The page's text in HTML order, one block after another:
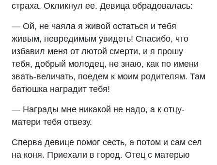
страха. Окликнул ее. Девица обрадовалась:
— Ой, не чаяла я живой остаться и тебя
живым, невредимым увидеть! Спасибо, что
избавил меня от лютой смерти, и я прошу
тебя, добрый молодец, не знаю, как по имени
звать-величать, поедем к моим родителям. Там
батюшка наградит тебя!
— Награды мне никакой не надо, а к отцу-
матери тебя отвезу.
Сперва девице помог сесть, а потом и сам сел
на коня. Приехали в город. Отец с матерью